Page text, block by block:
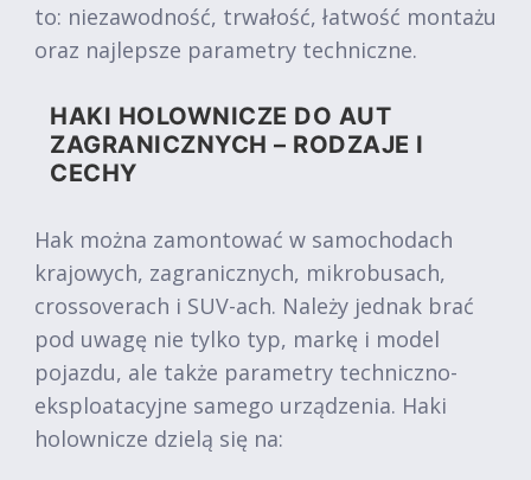
to: niezawodność, trwałość, łatwość montażu
oraz najlepsze parametry techniczne.
HAKI HOLOWNICZE DO AUT
ZAGRANICZNYCH – RODZAJE I
CECHY
Hak można zamontować w samochodach
krajowych, zagranicznych, mikrobusach,
crossoverach i SUV-ach. Należy jednak brać
pod uwagę nie tylko typ, markę i model
pojazdu, ale także parametry techniczno-
eksploatacyjne samego urządzenia. Haki
holownicze dzielą się na: